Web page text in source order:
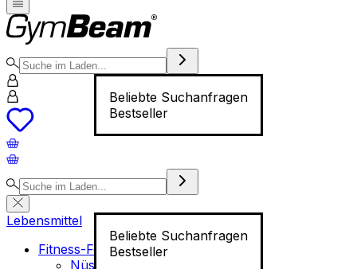
Beliebte Suchanfragen
Bestseller
Beliebte Suchanfragen
Bestseller
Lebensmittel
Fitness-Food
Nüsse